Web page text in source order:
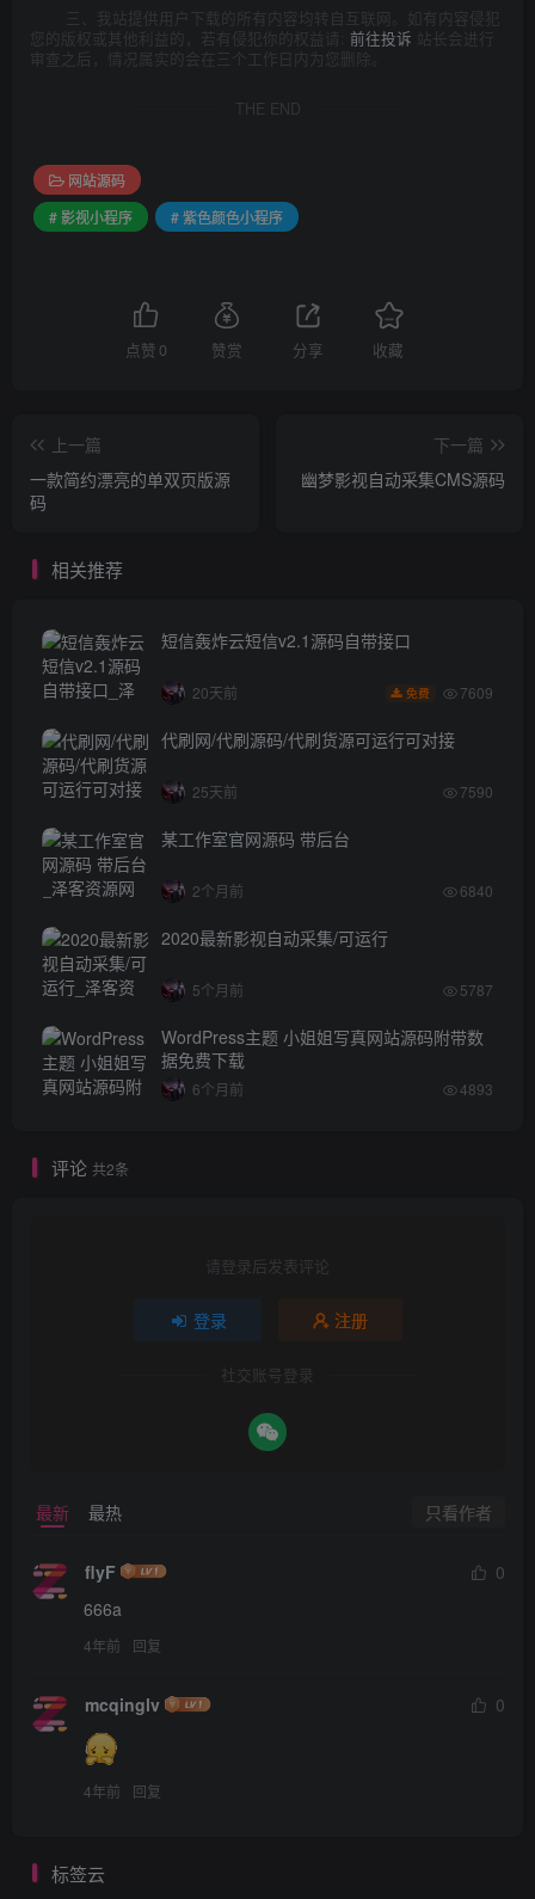
三、我站提供用户下载的所有内容均转自互联网。如有内容侵犯
您的版权或其他利益的，若有侵犯你的权益请: 前往投诉 站长会进行
审查之后，情况属实的会在三个工作日内为您删除。
THE END
网站源码
# 影视小程序
# 紫色颜色小程序
点赞 0 赞赏 分享 收藏
上一篇
一款简约漂亮的单双页版源
码
下一篇
幽梦影视自动采集CMS源码
相关推荐
短信轰炸云短信v2.1源码自带接口
20天前 免费 7609
代刷网/代刷源码/代刷货源可运行可对接
25天前 7590
某工作室官网源码 带后台
2个月前 6840
2020最新影视自动采集/可运行
5个月前 5787
WordPress主题 小姐姐写真网站源码附带数
据免费下载
6个月前 4893
评论 共2条
请登录后发表评论
登录 注册
社交账号登录
最新 最热 只看作者
flyF
0
666a
4年前 回复
mcqinglv 0
4年前 回复
标签云